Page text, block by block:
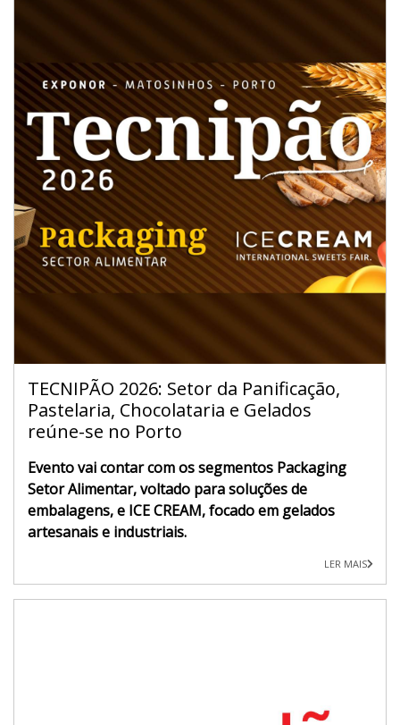
TECNIPÃO 2026: Setor da Panificação,
Pastelaria, Chocolataria e Gelados
reúne-se no Porto
Evento vai contar com os segmentos Packaging
Setor Alimentar, voltado para soluções de
embalagens, e ICE CREAM, focado em gelados
artesanais e industriais.
LER MAIS